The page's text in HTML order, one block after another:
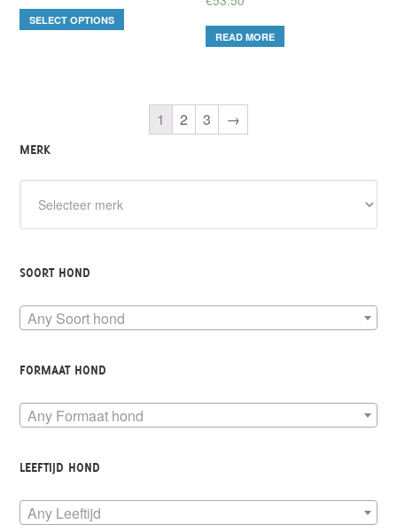
SELECT OPTIONS
READ MORE
1 2 3 →
MERK
SOORT HOND
Any Soort hond
FORMAAT HOND
Any Formaat hond
LEEFTIJD HOND
Any Leeftijd